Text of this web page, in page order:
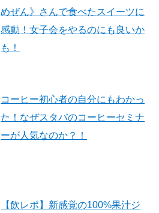
めぜん》さんで食べたスイーツに
感動！女子会をやるのにも良いか
も！
コーヒー初心者の自分にもわかっ
た！なぜスタバのコーヒーセミナ
ーが人気なのか？！
【飲レポ】新感覚の100%果汁ジ